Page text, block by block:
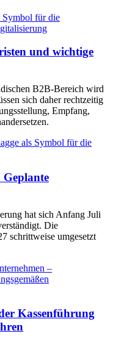
und wichtige
B2B-Bereich wird
sich daher rechtzeitig
Empfang,
hat sich Anfang Juli
Die
schrittweise umgesetzt
Kassenführung